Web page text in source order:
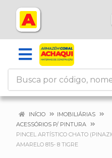
INÍCIO
IMOBILIÁRIAS
ACESSÓRIOS P/ PINTURA
PINCEL ARTÍSTICO CHATO
AMARELO 815- 8 TIGRE